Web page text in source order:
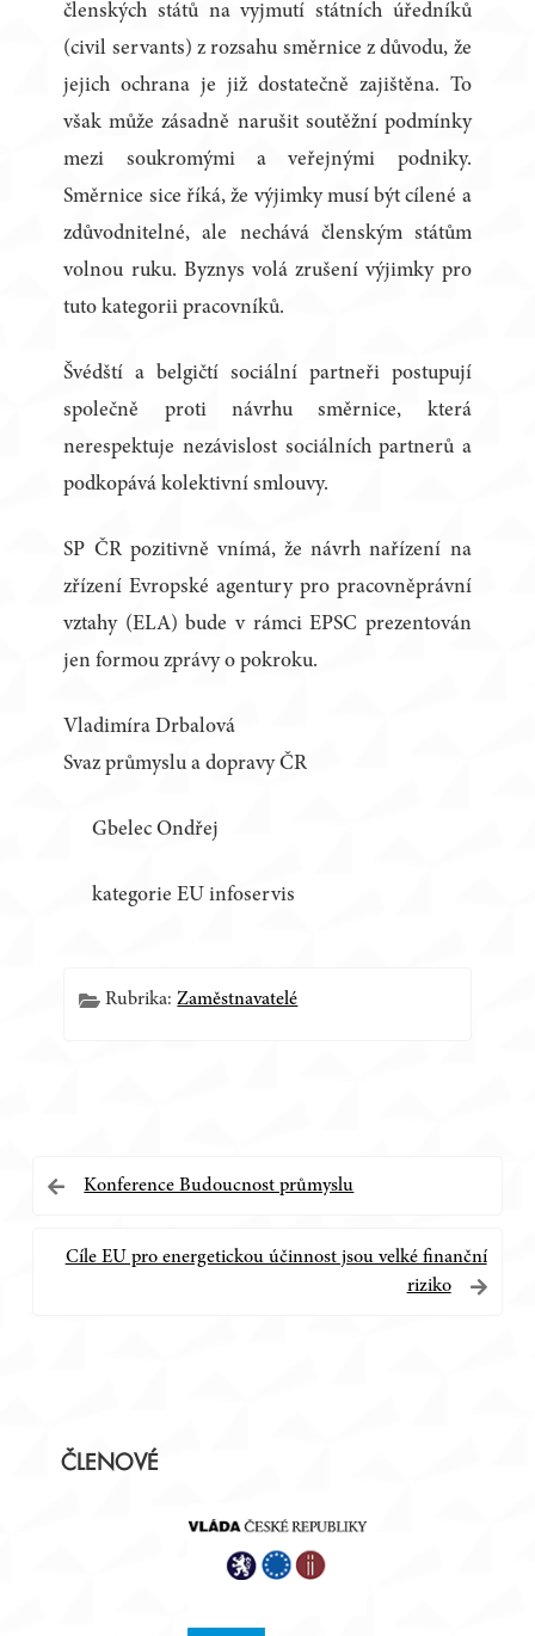
členských států na vyjmutí státních úředníků
(civil servants) z rozsahu směrnice z důvodu, že
jejich ochrana je již dostatečně zajištěna. To
však může zásadně narušit soutěžní podmínky
mezi soukromými a veřejnými podniky.
Směrnice sice říká, že výjimky musí být cílené a
zdůvodnitelné, ale nechává členským státům
volnou ruku. Byznys volá zrušení výjimky pro
tuto kategorii pracovníků.
Švédští a belgičtí sociální partneři postupují
společně proti návrhu směrnice, která
nerespektuje nezávislost sociálních partnerů a
podkopává kolektivní smlouvy.
SP ČR pozitivně vnímá, že návrh nařízení na
zřízení Evropské agentury pro pracovněprávní
vztahy (ELA) bude v rámci EPSC prezentován
jen formou zprávy o pokroku.
Vladimíra Drbalová
Svaz průmyslu a dopravy ČR
Gbelec Ondřej
kategorie EU infoservis
Rubrika:Zaměstnavatelé
Navigace
Konference Budoucnost průmyslu
Cíle EU pro energetickou účinnost jsou velké finanční
riziko
ČLENOVÉ